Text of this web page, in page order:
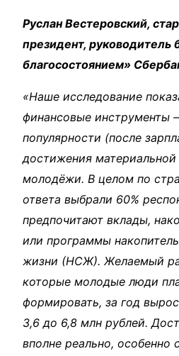
Руслан Вестеровский,
президент, руководитель
благосостоянием»
«Наше исследование
финансовые инструменты
популярности (после
достижения
молодёжи. В целом по
ответа выбрали 60%
предпочитают вклады,
или программы
жизни (НСЖ). Желаемый
которые молодые люди
формировать, за год
3,6 до 6,8 млн рублей.
вполне реально, особенно